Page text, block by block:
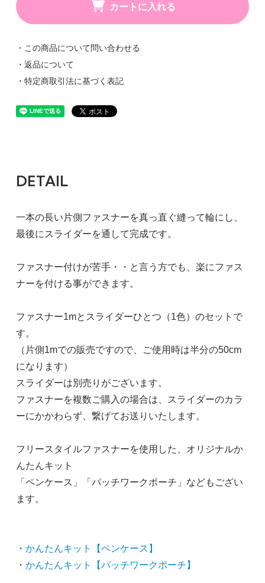
カートに入れる
・この商品について問い合わせる
・返品について
・特定商取引法に基づく表記
DETAIL
一本の長い片側ファスナーを真っ直ぐ縫って輪にし、
最後にスライダーを通して完成です。
ファスナー付けが苦手・・と言う方でも、楽にファス
ナーを付ける事ができます。
ファスナー1mとスライダーひとつ（1色）のセットで
す。
（片側1mでの販売ですので、ご使用時は半分の50cm
になります）
スライダーは別売りがございます。
ファスナーを複数ご購入の場合は、スライダーのカラ
ーにかかわらず、繋げてお送りいたします。
フリースタイルファスナーを使用した、オリジナルか
んたんキット
「ペンケース」「パッチワークポーチ」などもござい
ます。
・ かんたんキット【ペンケース】
・ かんたんキット【パッチワークポーチ】